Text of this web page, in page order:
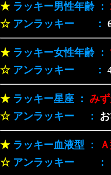
★ ラッキー男性年齢 ：
☆ アンラッキー ：
★ ラッキー女性年齢 ：
☆ アンラッキー ：
★ ラッキー星座 ： み
☆ アンラッキー ：
★ ラッキー血液型 ：
☆ アンラッキー ：